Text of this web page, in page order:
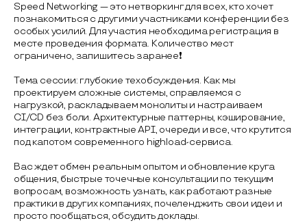
Speed Networking — это нетворкинг для всех, кто хочет
познакомиться с другими участниками конференции без
особых усилий. Для участия необходима регистрация в
месте проведения формата. Количество мест
ограничено, запишитесь заранее❗️
Тема сессии: глубокие техобсуждения. Как мы
проектируем сложные системы, справляемся с
нагрузкой, раскладываем монолиты и настраиваем
CI/CD без боли. Архитектурные паттерны, кэширование,
интеграции, контрактные API, очереди и все, что крутится
под капотом современного highload-сервиса.
Вас ждет обмен реальным опытом и обновление круга
общения, быстрые точечные консультации по текущим
вопросам, возможность узнать, как работают разные
практики в других компаниях, почеленджить свои идеи и
просто пообщаться, обсудить доклады.